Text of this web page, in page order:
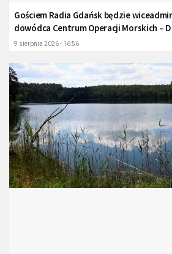
Gościem Radia Gdańsk będzie
dowódca Centrum Operacji Morskich –
Komponentu Morskiego
9 sierpnia 2026 - 16:56